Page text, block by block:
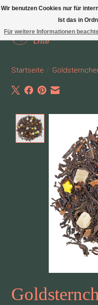
Startseite /
Product
Wir benutzen Cookies nur für
Ist das in
Für weitere Informationen